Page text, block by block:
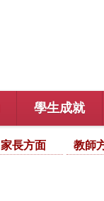
學生成就
家長方面 教師